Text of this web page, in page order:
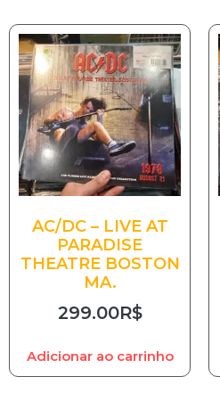
AC/DC – LIVE AT
PARADISE
THEATRE BOSTON
MA.
299.00R$
Adicionar ao carrinho